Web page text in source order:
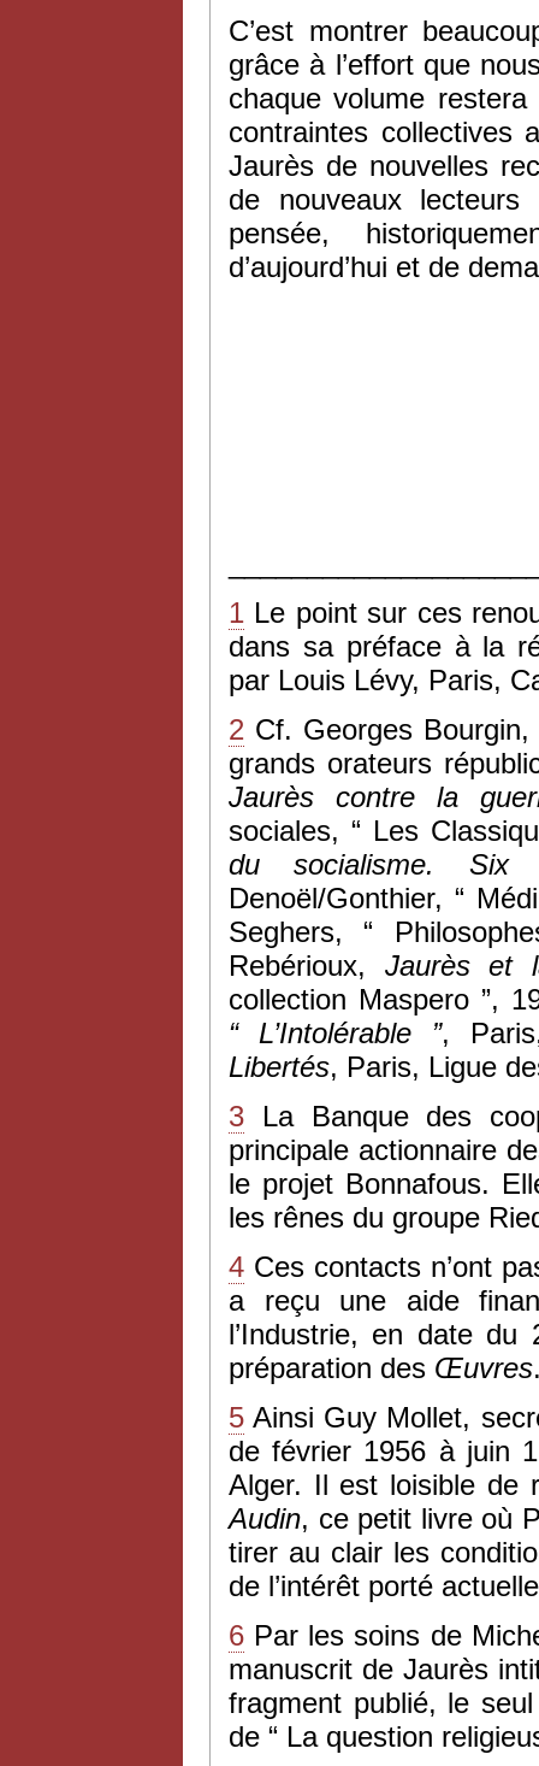
C’est montrer
grâce à l’effort que
chaque volume
contraintes collectives
Jaurès de nouvelles
de nouveaux
pensée,
d’aujourd’hui et de
1 Le point sur ces
dans sa préface à la
par Louis Lévy, Paris,
2 Cf. Georges
grands orateurs
Jaurès contre la
sociales, “ Les
du socialisme. Six
Denoël/Gonthier, “
Seghers, “
Rebérioux, Jaurès et
collection Maspero ”,
“ L’Intolérable
”,
Libertés, Paris, Ligue
3 La Banque des
principale actionnaire
le projet Bonnafous.
les rênes du groupe
4 Ces contacts n’ont
a reçu une aide
l’Industrie, en date
préparation des Œuvres
5 Ainsi Guy Mollet,
de février 1956 à juin
Alger. Il est loisible de
Audin, ce petit livre où
tirer au clair les
de l’intérêt porté
6 Par les soins de
manuscrit de Jaurès
fragment publié, le
de “ La question